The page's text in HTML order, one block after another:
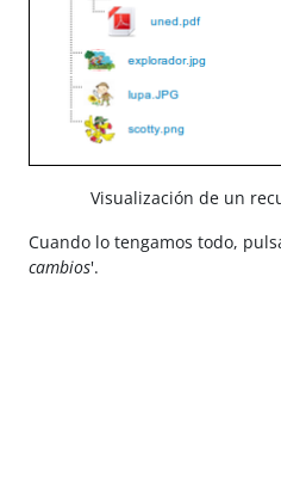
Visualización de un
Cuando lo tengamos todo,
cambios'.